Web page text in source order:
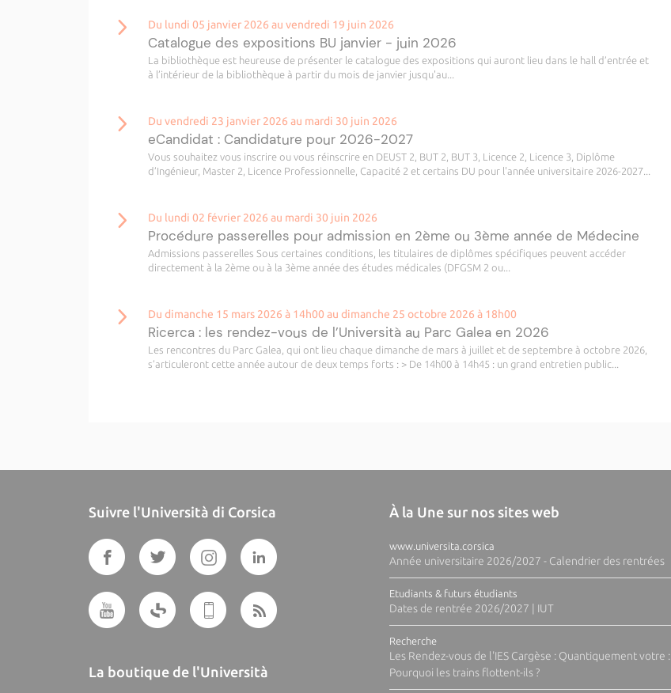
Du lundi 05 janvier 2026 au vendredi 19 juin 2026
Catalogue des expositions BU janvier - juin 2026
La bibliothèque est heureuse de présenter le catalogue des expositions qui auront lieu dans le hall d’entrée et
à l’intérieur de la bibliothèque à partir du mois de janvier jusqu'au...
Du vendredi 23 janvier 2026 au mardi 30 juin 2026
eCandidat : Candidature pour 2026-2027
Vous souhaitez vous inscrire ou vous réinscrire en DEUST 2, BUT 2, BUT 3, Licence 2, Licence 3, Diplôme
d’Ingénieur, Master 2, Licence Professionnelle, Capacité 2 et certains DU pour l'année universitaire 2026-2027...
Du lundi 02 février 2026 au mardi 30 juin 2026
Procédure passerelles pour admission en 2ème ou 3ème année de Médecine
Admissions passerelles Sous certaines conditions, les titulaires de diplômes spécifiques peuvent accéder
directement à la 2ème ou à la 3ème année des études médicales (DFGSM 2 ou...
Du dimanche 15 mars 2026 à 14h00 au dimanche 25 octobre 2026 à 18h00
Ricerca : les rendez-vous de l’Università au Parc Galea en 2026
Les rencontres du Parc Galea, qui ont lieu chaque dimanche de mars à juillet et de septembre à octobre 2026,
s’articuleront cette année autour de deux temps forts : > De 14h00 à 14h45 : un grand entretien public...
Suivre l'Università di Corsica
La boutique de l'Università
À la Une sur nos sites web
www.universita.corsica
Année universitaire 2026/2027 - Calendrier des rentrées
Etudiants & futurs étudiants
Dates de rentrée 2026/2027 | IUT
Recherche
Les Rendez-vous de l'IES Cargèse : Quantiquement votre :
Pourquoi les trains flottent-ils ?